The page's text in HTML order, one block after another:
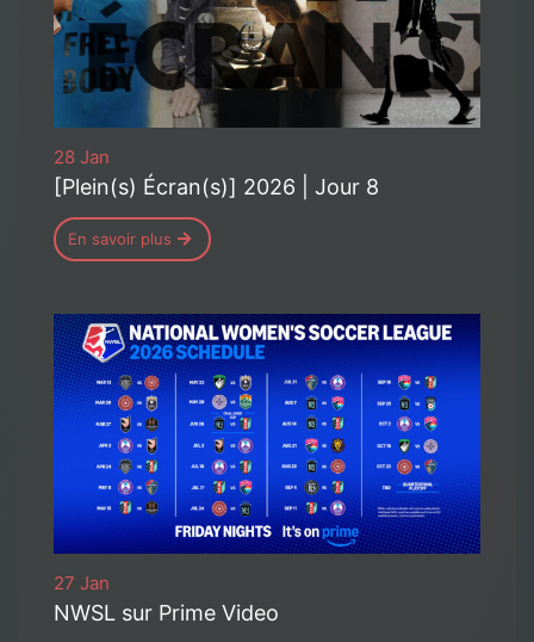
28 Jan
[Plein(s) Écran(s)] 2026 | Jour 8
En savoir plus
27 Jan
NWSL sur Prime Video